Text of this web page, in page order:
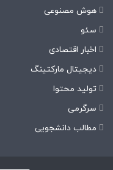
هوش مصنوعی
سئو
اخبار اقتصادی
دیجیتال مارکتینگ
تولید محتوا
سرگرمی
مطالب دانشجویی